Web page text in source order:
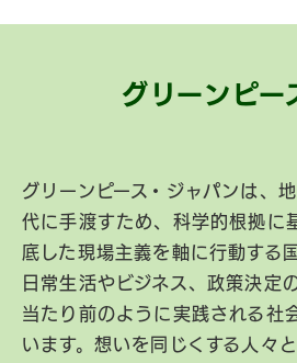
グリーンピー
グリーンピース・ジャパンは、
代に手渡すため、科学的根拠に
底した現場主義を軸に行動する
日常生活やビジネス、政策決定
当たり前のように実践される社
います。想いを同じくする人々